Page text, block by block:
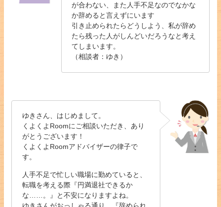
が合わない、また人手不足なのでなかな
か辞めると言えずにいます
引き止められたらどうしよう、私が辞め
たら残った人がしんどいだろうなと考え
てしまいます。
（相談者：ゆき）
ゆきさん、はじめまして。
くよくよRoomにご相談いただき、あり
がとうございます！
くよくよRoomアドバイザーの律子で
す。
人手不足で忙しい職場に勤めていると、
転職を考える際『円満退社できるか
な……。』と不安になりますよね。
ゆきさんがおっしゃる通り、『辞められ